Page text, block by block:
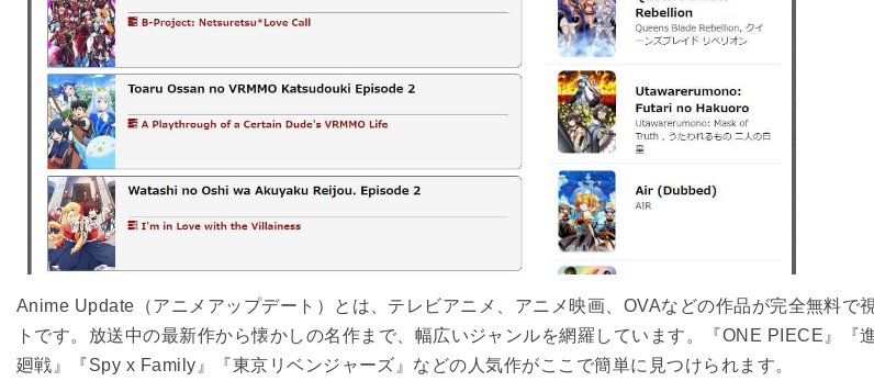
Anime Update（アニメアップデート）とは、テレビアニメ、アニメ映画、OVAなどの作品が完全無料で
トです。放送中の最新作から懐かしの名作まで、幅広いジャンルを網羅しています。『ONE PIECE』『
廻戦』『Spy x Family』『東京リベンジャーズ』などの人気作がここで簡単に見つけられます。